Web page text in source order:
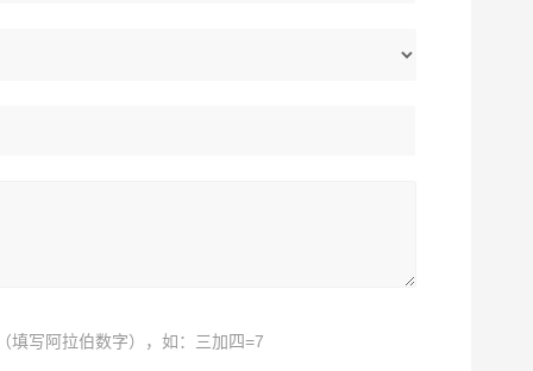
填写阿拉伯数字），如：三加四=7